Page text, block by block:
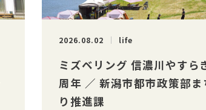
2026.08.02 life
ミズベリング 信濃川やすら
周年 ／ 新潟市都市政策部ま
り推進課